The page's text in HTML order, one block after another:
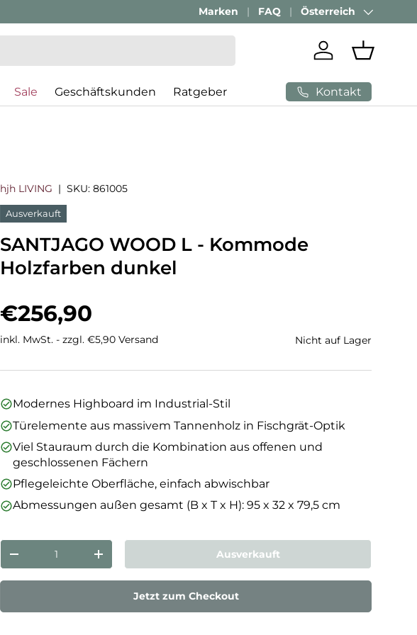
Marken FAQ Land/Region
Österreich
Einloggen
Sale Geschäftskunden Ratgeber Kontakt
hjh LIVING |SKU: 861005
Ausverkauft
SANTJAGO WOOD L - Kommode
Holzfarben dunkel
Normaler Preis
€256,90
inkl. MwSt. - zzgl. €5,90 Versand Nicht auf Lager
Modernes Highboard im Industrial-Stil
Türelemente aus massivem Tannenholz in Fischgrät-Optik
Viel Stauraum durch die Kombination aus offenen und
geschlossenen Fächern
Pflegeleichte Oberfläche, einfach abwischbar
Abmessungen außen gesamt (B x T x H): 95 x 32 x 79,5 cm
Anzahl
Menge verringernMenge erhöhen Ausverkauft
Jetzt zum Checkout